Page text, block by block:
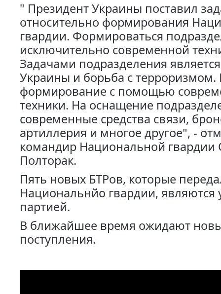
" Президент Украины поставил
относительно формирования
гвардии. Формироваться
исключительно современной
Задачами подразделения
Украины и борьба с терроризмом.
формирование с помощью
техники. На оснащение
современные средства связи,
артиллерия и многое другое", -
командир Национальной гвардии
Полторак.
Пять новых БТРов, которые
Национальнйо гвардии, являются
партией.
В ближайшее время ожидают
поступления.